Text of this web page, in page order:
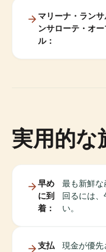
マリーナ・ラン
ンサローテ・オ
ル：
実用的な
早め
に到
着：
最も新鮮な
回るには
い。
支払
現金が優先